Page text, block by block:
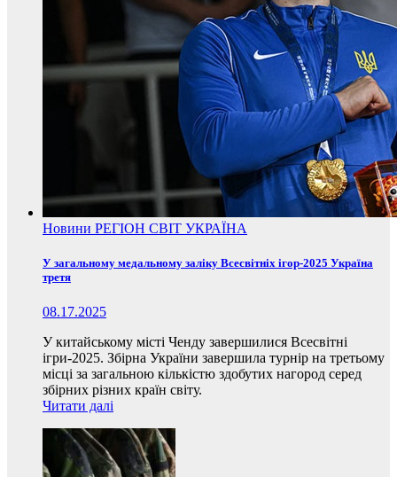
Новини РЕГІОН СВІТ УКРАЇНА
У загальному медальному заліку Всесвітніх ігор-2025 Україна
третя
08.17.2025
У китайському місті Ченду завершилися Всесвітні
ігри-2025. Збірна України завершила турнір на третьому
місці за загальною кількістю здобутих нагород серед
збірних різних країн світу.
Читати далі